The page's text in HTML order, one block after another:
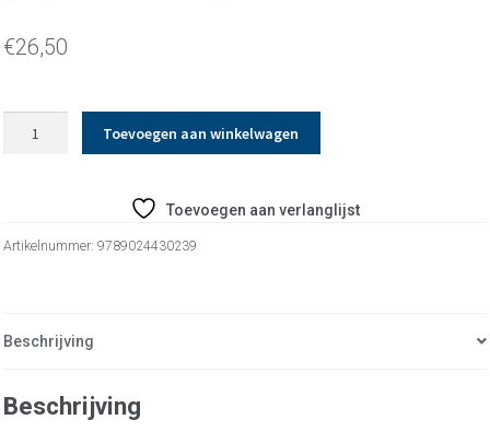
€26,50
Toevoegen aan winkelwagen
Toevoegen aan verlanglijst
Artikelnummer: 9789024430239
Beschrijving
Beschrijving